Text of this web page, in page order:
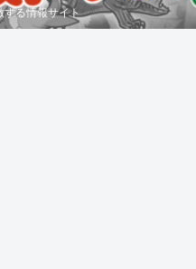
する情報サイト